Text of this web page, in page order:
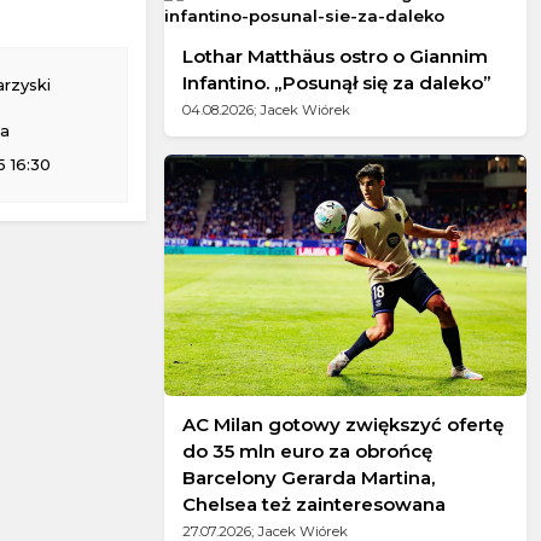
Vale
16:30
Lothar Matthäus ostro o Giannim
Infantino. „Posunął się za daleko”
04.08.2026; Jacek Wiórek
AC Milan gotowy zwiększyć ofertę
do 35 mln euro za obrońcę
Barcelony Gerarda Martina,
Chelsea też zainteresowana
27.07.2026; Jacek Wiórek